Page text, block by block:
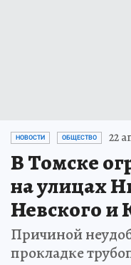
НОВОСТИ ОБЩЕСТВО 22
В Томске
на улицах
Невского
Причиной
прокладке